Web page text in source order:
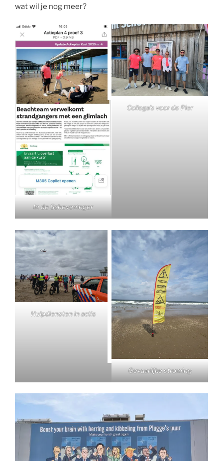
wat wil je nog meer?
In de Scheveninger
Collega’s voor de Pier
Hulpdiensten in actie
Gevaarlijke stroming